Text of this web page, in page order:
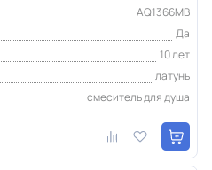
AQ1366MB
Да
10 лет
латунь
смеситель для душа